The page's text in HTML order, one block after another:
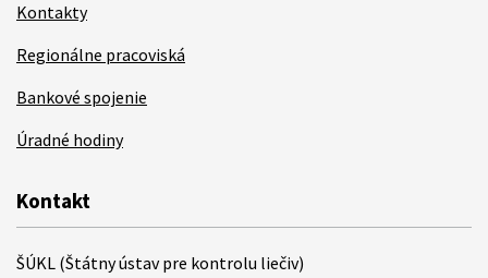
Kontakty
Regionálne pracoviská
Bankové spojenie
Úradné hodiny
Kontakt
ŠÚKL (Štátny ústav pre kontrolu liečiv)